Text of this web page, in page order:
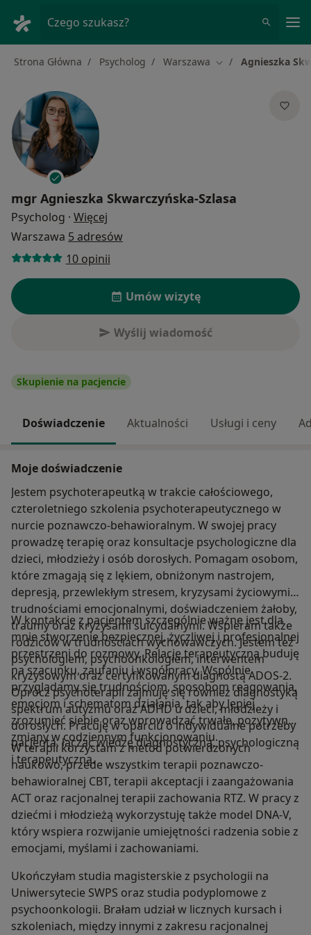
Czego szukasz?
Strona Główna Psycholog Warszawa Zmień miasto
Agnieszka
mgr Agnieszka Skwarczyńska-Szlasa
Psycholog · Więcej
Warszawa 5 adresów
10 opinii
Umów wizytę
Wyślij wiadomość
Skupienie na pacjencie
Doświadczenie Aktualności Usługi i ceny
Moje doświadczenie
Jestem psychoterapeutką w trakcie całościowego,
czteroletniego szkolenia psychoterapeutycznego w
nurcie poznawczo-behawioralnym. W swojej pracy
prowadzę terapię oraz konsultacje psychologiczne dla
dzieci, młodzieży i osób dorosłych. Pomagam osobom,
które zmagają się z lękiem, obniżonym nastrojem,
depresją, przewlekłym stresem, kryzysami życiowymi,
trudnościami emocjonalnymi, doświadczeniem żałoby,
traumy oraz kryzysami suicydalnymi. Wspieram także
rodziców w trudnościach wychowawczych. Jestem też
psychologiem, psychoonkologiem, interwentem
kryzysowym oraz certyfikowanym diagnostą ADOS-2.
Oprócz psychoterapii zajmuję się również diagnostyką
spektrum autyzmu oraz ADHD u dzieci, młodzieży i
dorosłych. Pracuję w oparciu o indywidualne potrzeby
pacjenta, łącząc wiedzę diagnostyczną, psychologiczną
i terapeutyczną.
W kontakcie z pacjentem szczególnie ważne jest dla
mnie stworzenie bezpiecznej, życzliwej i profesjonalnej
przestrzeni do rozmowy. Relację terapeutyczną buduję
na szacunku, zaufaniu i współpracy. Wspólnie
przyglądamy się trudnościom, sposobom reagowania,
emocjom i schematom działania, tak aby lepiej
zrozumieć siebie oraz wprowadzać trwałe, pozytywne
zmiany w codziennym funkcjonowaniu.
W terapii korzystam z metod potwierdzonych
naukowo, przede wszystkim terapii poznawczo-
behawioralnej CBT, terapii akceptacji i zaangażowania
ACT oraz racjonalnej terapii zachowania RTZ. W pracy z
dziećmi i młodzieżą wykorzystuję także model DNA-V,
który wspiera rozwijanie umiejętności radzenia sobie z
emocjami, myślami i zachowaniami.
Ukończyłam studia magisterskie z psychologii na
Uniwersytecie SWPS oraz studia podyplomowe z
psychoonkologii. Brałam udział w licznych kursach i
szkoleniach, między innymi z zakresu racjonalnej